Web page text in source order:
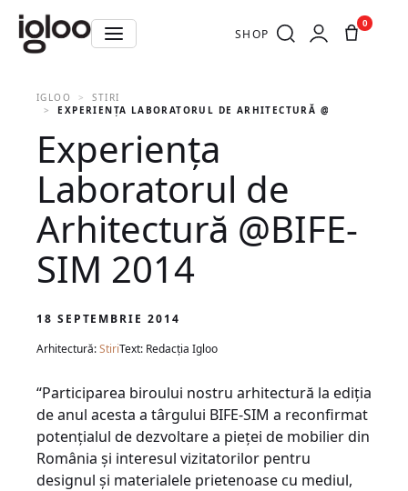
SHOP
0
IGLOO
STIRI
EXPERIENŢA LABORATORUL DE ARHITECTURĂ @BIFE-SIM
Experienţa
Laboratorul de
Arhitectură @BIFE-
SIM 2014
18 SEPTEMBRIE 2014
Arhitectură:StiriText: Redacția Igloo
“Participarea biroului nostru arhitectură la ediţia
de anul acesta a târgului BIFE-SIM a reconfirmat
potenţialul de dezvoltare a pieţei de mobilier din
România şi interesul vizitatorilor pentru
designul şi materialele prietenoase cu mediul,